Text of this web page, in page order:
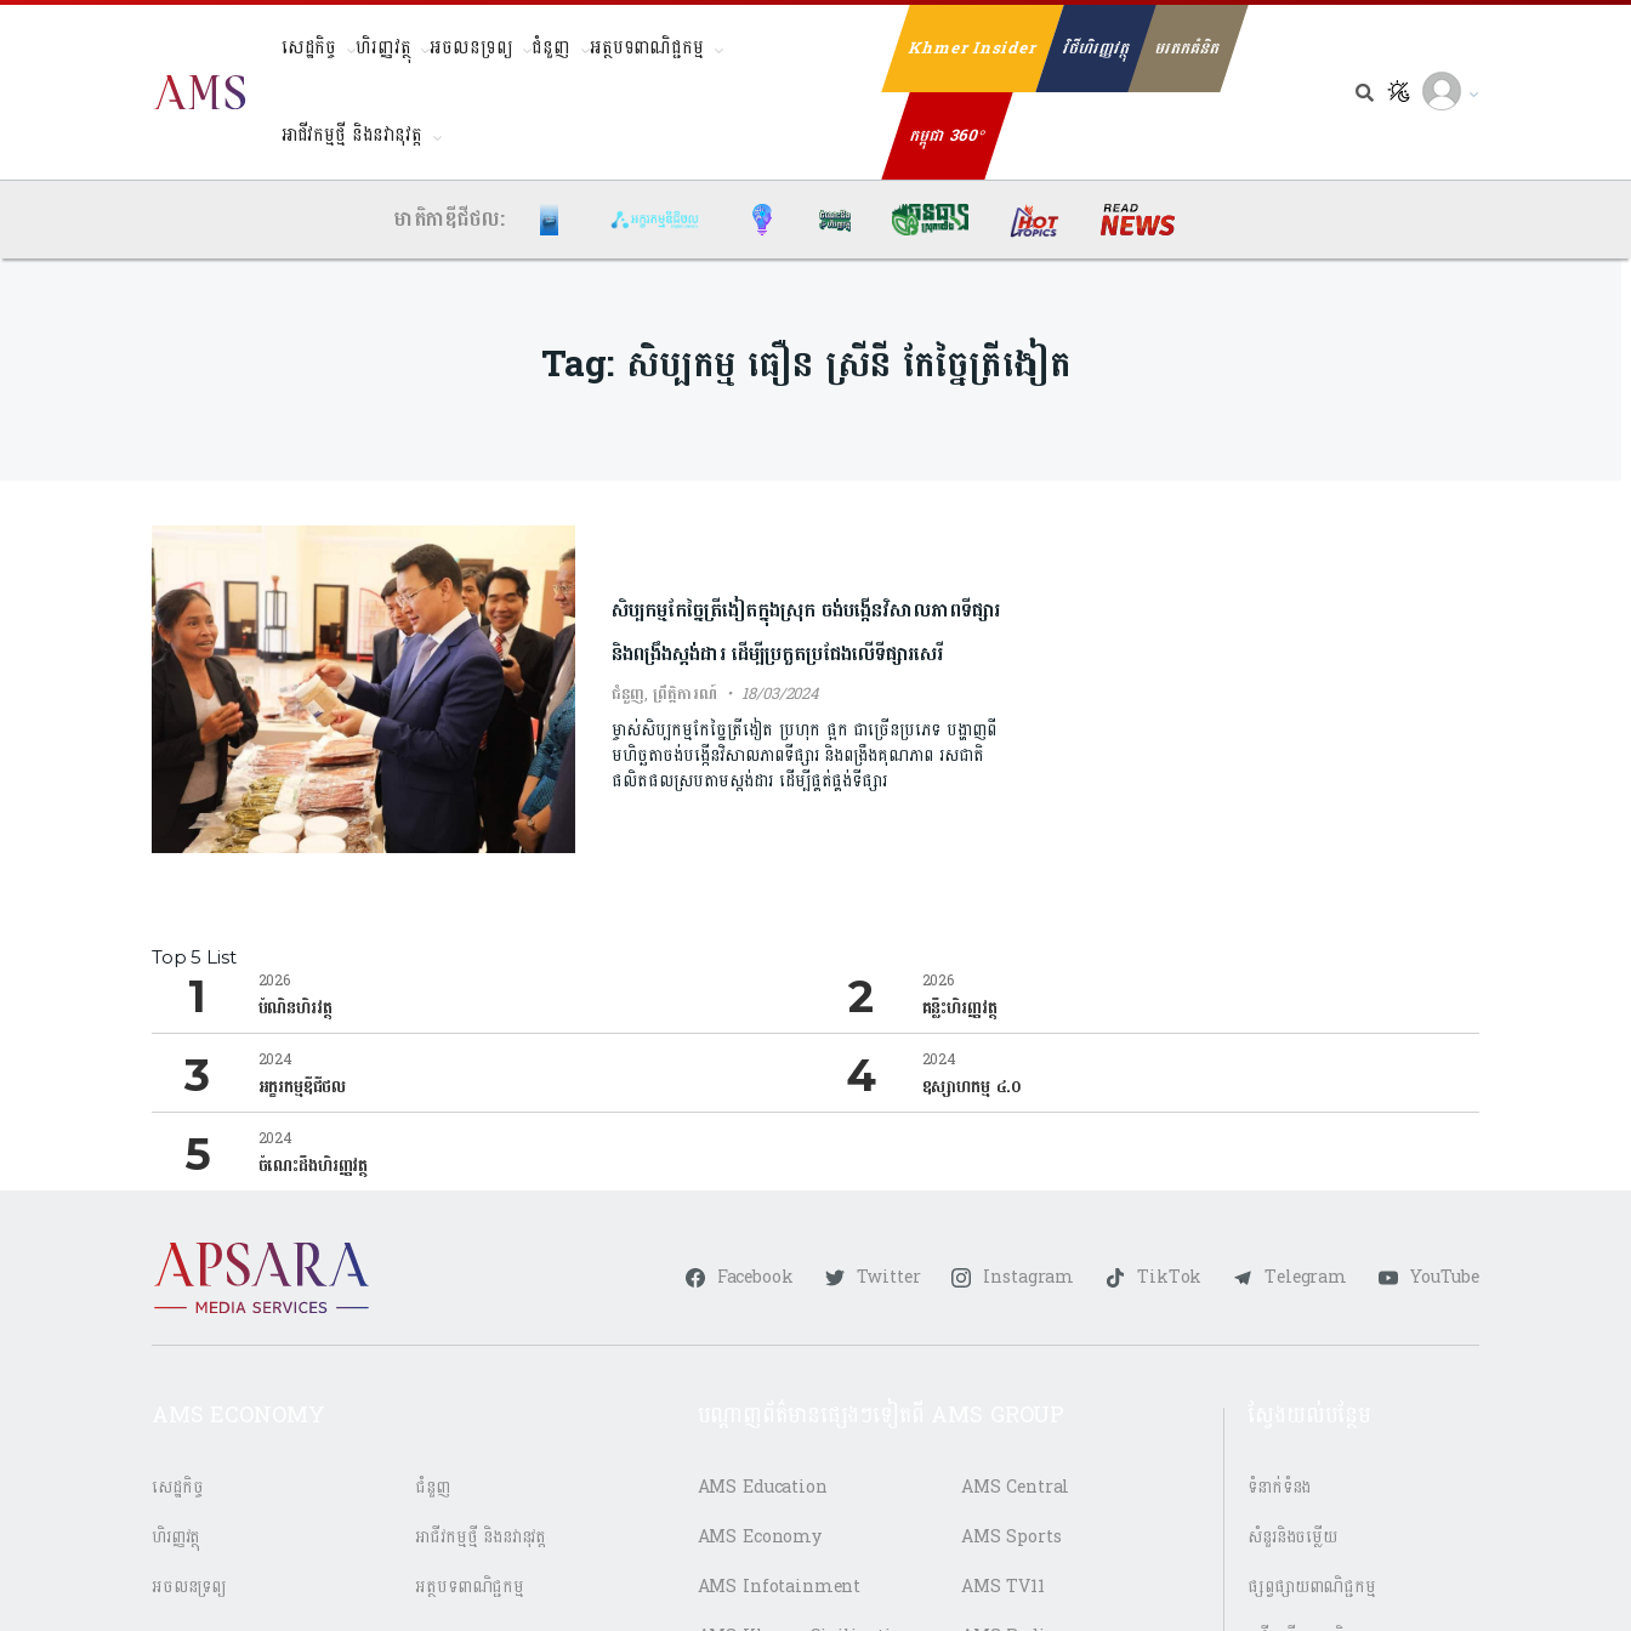
សេដ្ឋកិច្ច ហិរញ្ញវត្ថុ អចលនទ្រព្យ ជំនួញ អត្ថបទពាណិជ្ជកម្ម
អាជីវកម្មថ្មី និងនវានុវត្ត
Khmer Insider វិថីហិរញ្ញវត្ថុ មរតកគំនិត
កម្ពុជា 360°
មាតិកាឌីជីថល:
Tag: សិប្បកម្ម ធឿន ស្រីនី កែច្នៃត្រីងៀត
សិប្បកម្មកែច្នៃត្រីងៀតក្នុងស្រុក ចង់បង្កើនវិសាលភាពទីផ្សារ
និងពង្រឹងស្តង់ដារ ដើម្បីប្រកួតប្រជែងលើទីផ្សារសេរី
ជំនួញ,ព្រឹត្តិការណ៍ 18/03/2024
ម្ចាស់សិប្បកម្មកែច្នៃត្រីងៀត ប្រហុក ផ្អក ជាច្រើនប្រភេទ បង្ហាញពី
មហិច្ឆតាចង់បង្កើនវិសាលភាពទីផ្សារ និងពង្រឹងគុណភាព រសជាតិ
ផលិតផលស្របតាមស្តង់ដារ ដើម្បីផ្គត់ផ្គង់ទីផ្សារ
Top 5 List
2026
បំណិនហិរវត្ថុ
2026
គន្លឹះហិរញ្ញវត្ថុ
2024
អក្ខរកម្មឌីជីថល
2024
ឧស្សាហកម្ម ៤.០
2024
ចំណេះដឹងហិរញ្ញវត្ថុ
Facebook Twitter Instagram TikTok Telegram YouTube
សេដ្ឋកិច្ច
ហិរញ្ញវត្ថុ
អចលនទ្រព្យ
ជំនួញ
អាជីវកម្មថ្មី និងនវានុវត្ត
អត្ថបទពាណិជ្ជកម្ម
AMS Education
AMS Economy
AMS Infotainment
AMS Central
AMS Sports
AMS TV11
ទំនាក់ទំនង
សំនួរនិងចម្លើយ
ផ្សព្វផ្សាយពាណិជ្ជកម្ម